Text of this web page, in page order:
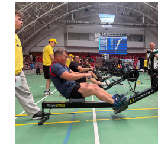
Canotajul pietrean, o
Obiectiv realizat pentru
Varese
Silviu Daniel Munteanu, cel
țară
Sezon cu rezultate